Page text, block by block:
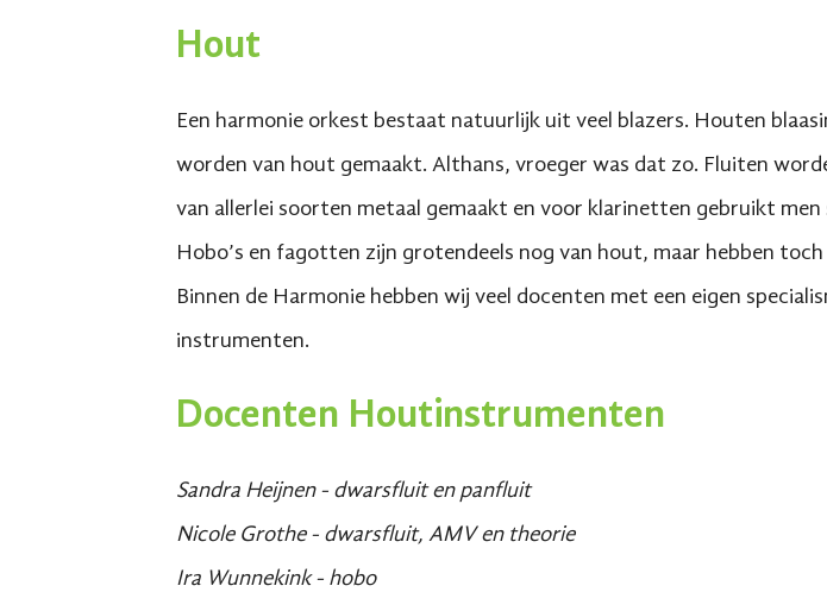
Hout
Een harmonie orkest bestaat natuurlijk uit veel blazers. Houten
worden van hout gemaakt. Althans, vroeger was dat zo. Fluiten
van allerlei soorten metaal gemaakt en voor klarinetten gebruikt
Hobo’s en fagotten zijn grotendeels nog van hout, maar hebben
Binnen de Harmonie hebben wij veel docenten met een eigen
instrumenten.
Docenten Houtinstrumenten
Sandra Heijnen - dwarsfluit en panfluit
Nicole Grothe - dwarsfluit, AMV en theorie
Ira Wunnekink - hobo